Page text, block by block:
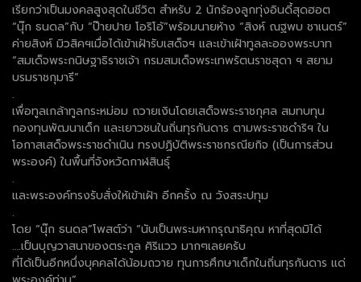
เรียกว่าเป็นมงคลสูงสุดในชีวิต สำหรับ 2 นักร้องลูกทุ่งอินดี้สุดฮอต
“นุ๊ก ธนดล”กับ “ป๊ายปาย โอริโอ้”พร้อมนายห้าง “สิงห์ ณฐพบ ชาเนตร์”
ค่ายสิงห์ มิวสิคฯเมื่อได้เข้าเฝ้ารับเสด็จฯ และเข้าเฝ้าทูลละอองพระบาท
“สมเด็จพระกนิษฐาธิราชเจ้า กรมสมเด็จพระเทพรัตนราชสุดา ฯ สยาม
บรมราชกุมารี”
.
เพื่อทูลเกล้าทูลกระหม่อม ถวายเงินโดยเสด็จพระราชกุศล สมทบทุน
กองทุนพัฒนาเด็ก และเยาวชนในถิ่นทุรกันดาร ตามพระราชดำริฯ ใน
โอกาสเสด็จพระราชดำเนิน ทรงปฏิบัติพระราชกรณียกิจ (เป็นการส่วน
พระองค์) ในพื้นที่จังหวัดกาฬสินธุ์
.
และพระองค์ทรงรับสั่งให้เข้าเฝ้า อีกครั้ง ณ วังสระปทุม
.
โดย “นุ๊ก ธนดล”โพสต์ว่า “นับเป็นพระมหากรุณาธิคุณ หาที่สุดมิได้
….เป็นบุญวาสนาของตระกูล ศิริแวว มากๆเลยครับ
ที่ได้เป็นอีกหนึ่งบุคคลได้น้อมถวาย ทุนการศึกษาเด็กในถิ่นทุรกันดาร แด่